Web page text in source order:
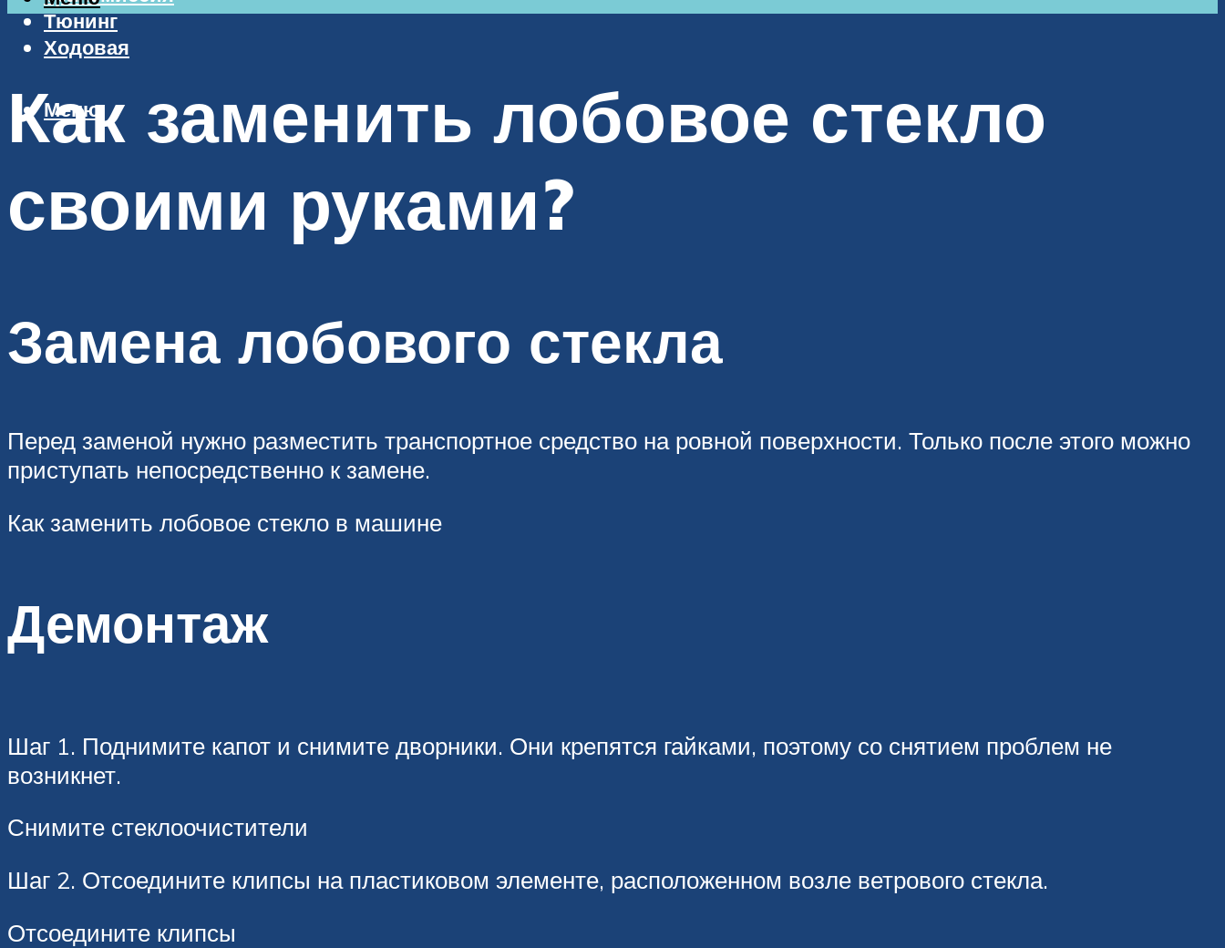
Тюнинг
Ходовая
Меню
Как заменить лобовое стекло
своими руками?
Замена лобового стекла
Перед заменой нужно разместить транспортное средство на ровной поверхности. Только после этого можно
приступать непосредственно к замене.
Как заменить лобовое стекло в машине
Демонтаж
Шаг 1. Поднимите капот и снимите дворники. Они крепятся гайками, поэтому со снятием проблем не
возникнет.
Снимите стеклоочистители
Шаг 2. Отсоедините клипсы на пластиковом элементе, расположенном возле ветрового стекла.
Отсоедините клипсы